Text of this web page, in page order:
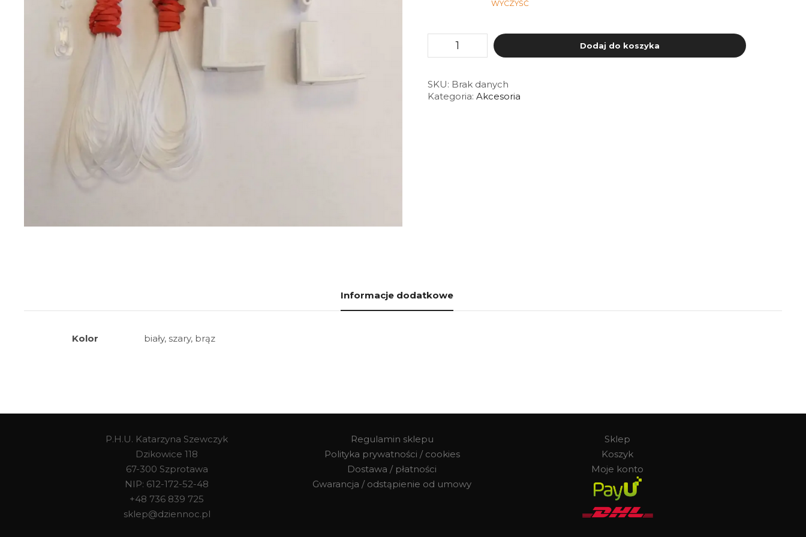
WYCZYŚĆ
Prowadzenie
boczne
mini
Dodaj do koszyka
SKU: Brak danych
Kategoria:Akcesoria
Informacje dodatkowe
Kolor biały, szary, brąz
P.H.U. Katarzyna Szewczyk
Dzikowice 118
67-300 Szprotawa
NIP: 612-172-52-48
+48 736 839 725
sklep@dziennoc.pl
Regulamin sklepu
Polityka prywatności / cookies
Dostawa / płatności
Gwarancja / odstąpienie od umowy
Sklep
Koszyk
Moje konto